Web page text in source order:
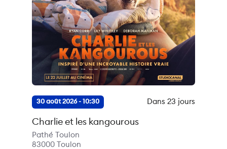
30 août 2026 - 10:30 Dans 23 jours
Charlie et les kangourous
Pathé Toulon
83000 Toulon